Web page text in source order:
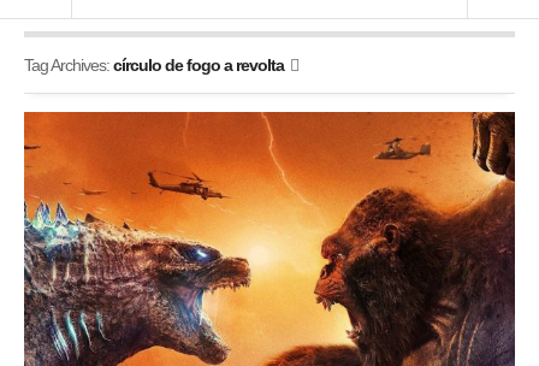
Tag Archives:círculo de fogo a revolta